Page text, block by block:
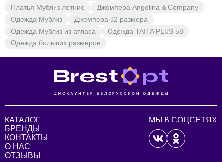
Платья Мублиз летние
Джемпера Angelina & Company
Одежда Мублиз
Джемпера 62 размера
Одежда Мублиз из атласа
Одежда TAITA PLUS 58
Одежда больших размеров
КАТАЛОГ
БРЕНДЫ
КОНТАКТЫ
О НАС
ОТЗЫВЫ
МЫ В СОЦСЕТЯХ